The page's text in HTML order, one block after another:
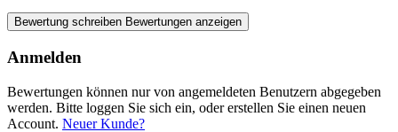
Bewertung schreiben Bewertungen anzeigen
Anmelden
Bewertungen können nur von angemeldeten Benutzern abgegeben
werden. Bitte loggen Sie sich ein, oder erstellen Sie einen neuen
Account. Neuer Kunde?